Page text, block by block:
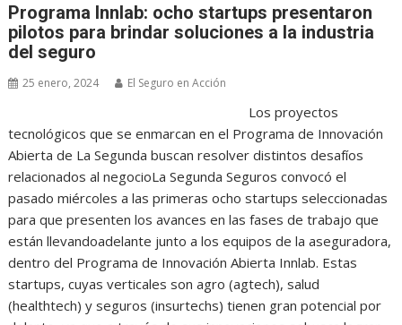
Programa Innlab: ocho startups presentaron
pilotos para brindar soluciones a la industria
del seguro
25 enero, 2024 El Seguro en Acción
Los proyectos
tecnológicos que se enmarcan en el Programa de Innovación
Abierta de La Segunda buscan resolver distintos desafíos
relacionados al negocioLa Segunda Seguros convocó el
pasado miércoles a las primeras ocho startups seleccionadas
para que presenten los avances en las fases de trabajo que
están llevandoadelante junto a los equipos de la aseguradora,
dentro del Programa de Innovación Abierta Innlab. Estas
startups, cuyas verticales son agro (agtech), salud
(healthtech) y seguros (insurtechs) tienen gran potencial por